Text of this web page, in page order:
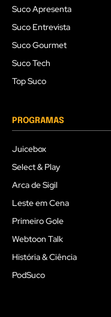
Suco Apresenta
Suco Entrevista
Suco Gourmet
Suco Tech
Top Suco
PROGRAMAS
Juicebox
Select & Play
Arca de Sigil
Leste em Cena
Primeiro Gole
Webtoon Talk
História & Ciência
PodSuco